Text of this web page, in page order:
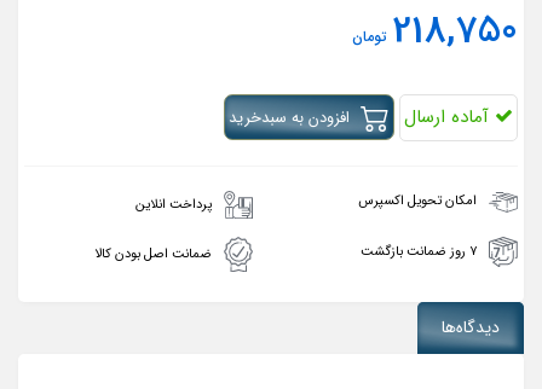
218,750 تومان
آماده ارسال افزودن به سبدخرید
امکان تحویل اکسپرس پرداخت انلاین
۷ روز ضمانت بازگشت ضمانت اصل بودن کالا
دیدگاه‌ها